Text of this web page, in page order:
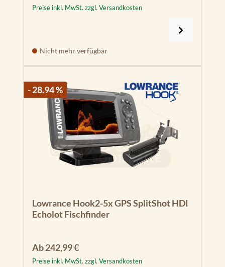
Preise inkl. MwSt. zzgl. Versandkosten
Nicht mehr verfügbar
- 28.94 %
Lowrance Hook2-5x GPS SplitShot HDI
Echolot Fischfinder
Regulärer Preis:
Ab242,99 €
Preise inkl. MwSt. zzgl. Versandkosten